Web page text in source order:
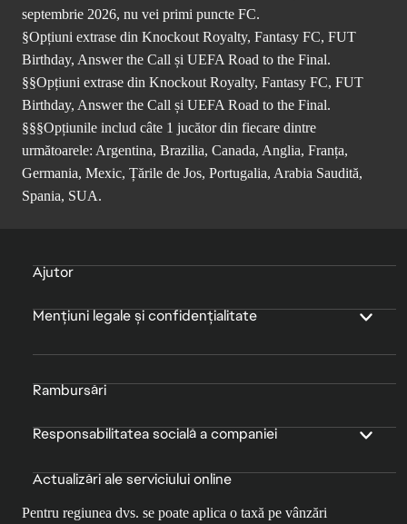
septembrie 2026, nu vei primi puncte FC.
§Opțiuni extrase din Knockout Royalty, Fantasy FC, FUT
Birthday, Answer the Call și UEFA Road to the Final.
§§Opțiuni extrase din Knockout Royalty, Fantasy FC, FUT
Birthday, Answer the Call și UEFA Road to the Final.
§§§Opțiunile includ câte 1 jucător din fiecare dintre
următoarele: Argentina, Brazilia, Canada, Anglia, Franța,
Germania, Mexic, Țările de Jos, Portugalia, Arabia Saudită,
Spania, SUA.
Ajutor
Mențiuni legale și confidențialitate
Rambursări
Responsabilitatea socială a companiei
Actualizări ale serviciului online
Pentru regiunea dvs. se poate aplica o taxă pe vânzări